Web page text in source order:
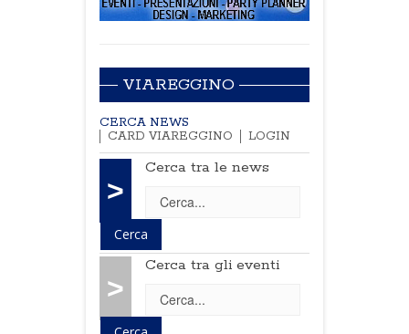
VIAREGGINO
CERCA NEWS
CARD VIAREGGINO
LOGIN
>
Cerca tra le news
>
Cerca tra gli eventi